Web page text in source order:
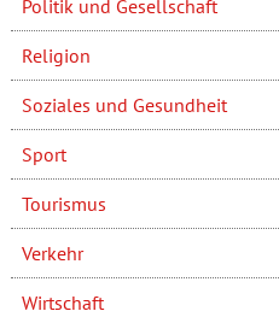
Politik und Gesellschaft
Religion
Soziales und Gesundheit
Sport
Tourismus
Verkehr
Wirtschaft